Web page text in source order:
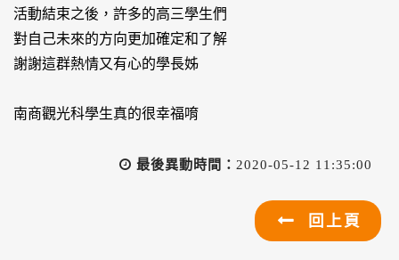
活動結束之後，許多的高三學生們
對自己未來的方向更加確定和了解
謝謝這群熱情又有心的學長姊
南商觀光科學生真的很幸福唷
最後異動時間： 2020-05-12 11:35:00
回上頁